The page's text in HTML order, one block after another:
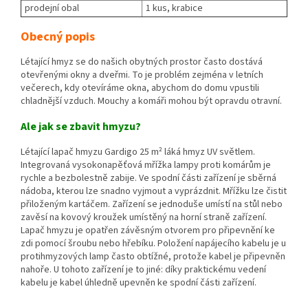
prodejní obal
1 kus, krabice
Obecný popis
Létající hmyz se do našich obytných prostor často dostává
otevřenými okny a dveřmi. To je problém zejména v letních
večerech, kdy otevíráme okna, abychom do domu vpustili
chladnější vzduch. Mouchy a komáři mohou být opravdu otravní.
Ale jak se zbavit hmyzu?
Létající lapač hmyzu Gardigo 25 m² láká hmyz UV světlem.
Integrovaná vysokonapěťová mřížka lampy proti komárům je
rychle a bezbolestně zabije. Ve spodní části zařízení je sběrná
nádoba, kterou lze snadno vyjmout a vyprázdnit. Mřížku lze čistit
přiloženým kartáčem. Zařízení se jednoduše umístí na stůl nebo
zavěsí na kovový kroužek umístěný na horní straně zařízení.
Lapač hmyzu je opatřen závěsným otvorem pro připevnění ke
zdi pomocí šroubu nebo hřebíku. Položení napájecího kabelu je u
protihmyzových lamp často obtížné, protože kabel je připevněn
nahoře. U tohoto zařízení je to jiné: díky praktickému vedení
kabelu je kabel úhledně upevněn ke spodní části zařízení.